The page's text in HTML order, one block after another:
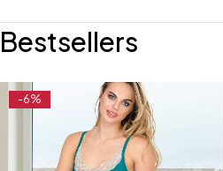
Bestsellers
-6%